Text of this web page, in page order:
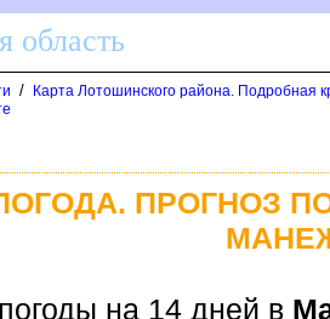
область
/
Карта Лотошинского района. Подробная
ПРОГНОЗ
погоды на 14 дней